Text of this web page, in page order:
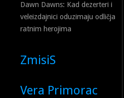
Dawn Dawns: Kad dezerteri i
veleizdajnici oduzimaju odličja
ratnim herojima
ZmisiS
Vera Primorac